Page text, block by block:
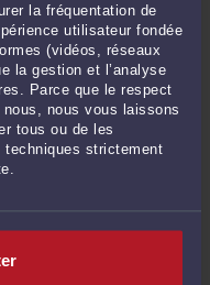
la fréquentation de
utilisateur fondée
(vidéos, réseaux
la gestion et l’analyse
Parce que le respect
nous vous laissons
tous ou de les
techniques strictement
le tribunal administratif -
mémoire en réplique et
Prendre RDV >
d'appel (requête d'appel,
de plaidoirie)